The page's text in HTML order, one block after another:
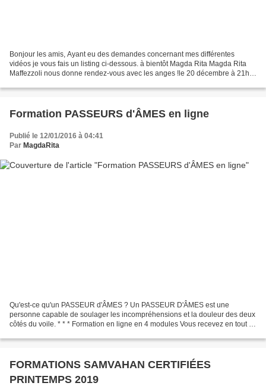
Bonjour les amis, Ayant eu des demandes concernant mes différentes
vidéos je vous fais un listing ci-dessous. à bientôt Magda Rita Magda Rita
Maffezzoli nous donne rendez-vous avec les anges !le 20 décembre à 21h
Formation PASSEURS d'ÂMES en ligne
Publié le 12/01/2016 à 04:41
Par MagdaRita
Qu'est-ce qu'un PASSEUR d'ÂMES ? Un PASSEUR D'ÂMES est une
personne capable de soulager les incompréhensions et la douleur des deux
côtés du voile. * * * Formation en ligne en 4 modules Vous recevez en tout 4
FORMATIONS SAMVAHAN CERTIFIÉES
PRINTEMPS 2019